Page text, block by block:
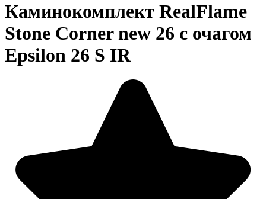
Каминокомплект RealFlame
Stone Corner new 26 с очагом
Epsilon 26 S IR